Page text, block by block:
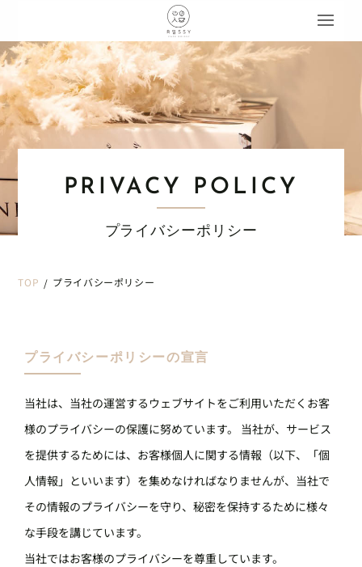
PRIVACY POLICY
プライバシーポリシー
TOP / プライバシーポリシー
プライバシーポリシーの宣言
当社は、当社の運営するウェブサイトをご利用いただくお客
様のプライバシーの保護に努めています。 当社が、サービス
を提供するためには、お客様個人に関する情報（以下、「個
人情報」といいます）を集めなければなりませんが、当社で
その情報のプライバシーを守り、秘密を保持するために様々
な手段を講じています。
当社ではお客様のプライバシーを尊重しています。